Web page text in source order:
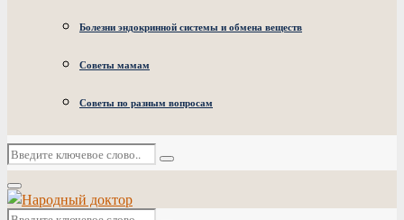
Болезни эндокринной системы и обмена веществ
Советы мамам
Советы по разным вопросам
Искать:
Поиск
Основное
меню